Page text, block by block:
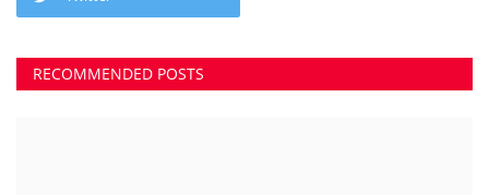
RECOMMENDED POSTS